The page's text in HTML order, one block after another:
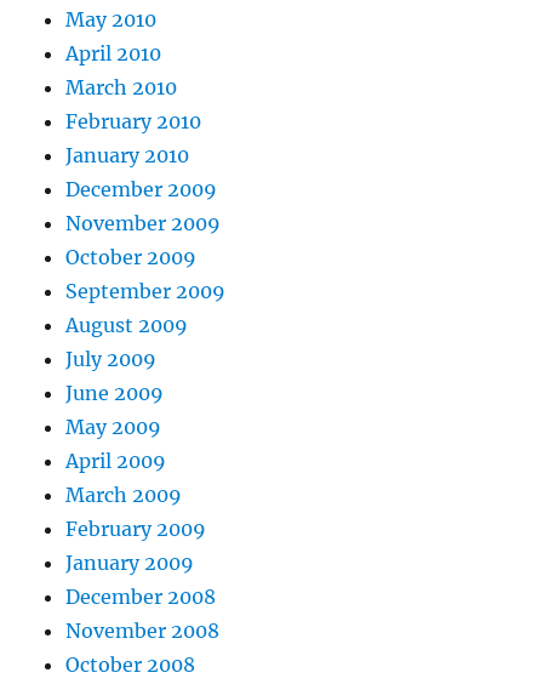
May 2010
April 2010
March 2010
February 2010
January 2010
December 2009
November 2009
October 2009
September 2009
August 2009
July 2009
June 2009
May 2009
April 2009
March 2009
February 2009
January 2009
December 2008
November 2008
October 2008